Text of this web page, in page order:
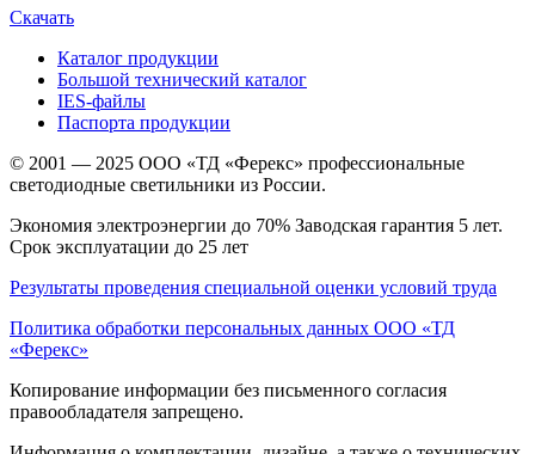
Скачать
Каталог продукции
Большой технический каталог
IES-файлы
Паспорта продукции
© 2001 — 2025 ООО «ТД «Ферекс» профессиональные
светодиодные светильники из России.
Экономия электроэнергии до 70% Заводская гарантия 5 лет.
Срок эксплуатации до 25 лет
Результаты проведения специальной оценки условий труда
Политика обработки персональных данных ООО «ТД
«Ферекс»
Копирование информации без письменного согласия
правообладателя запрещено.